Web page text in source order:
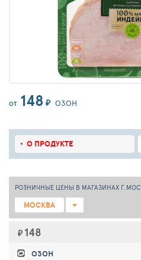
ОТ 148 ₽ ОЗОН
О ПРОДУКТЕ
РОЗНИЧНЫЕ ЦЕНЫ В МАГАЗИНАХ
МОСКВА
₽ 148
ОЗОН